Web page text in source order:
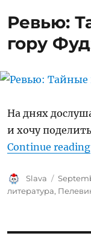
Ревью:
гору
На днях
и хочу
Continue reading
Author
Slava
Posted
on
литература,